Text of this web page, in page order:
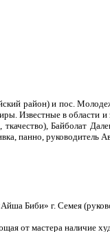
район) и пос.
Известные в
Байболат
панно, руководитель
Биби» г. Семея
от мастера наличие